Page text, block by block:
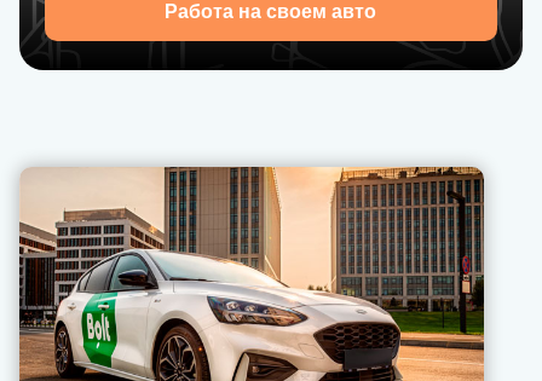
Работа на своем авто